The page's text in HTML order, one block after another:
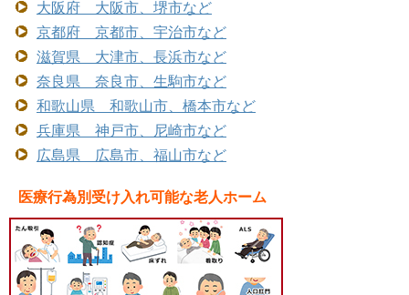
大阪府 大阪市、堺市など
京都府 京都市、宇治市など
滋賀県 大津市、長浜市など
奈良県 奈良市、生駒市など
和歌山県 和歌山市、橋本市など
兵庫県 神戸市、尼崎市など
広島県 広島市、福山市など
医療行為別受け入れ可能な老人ホーム